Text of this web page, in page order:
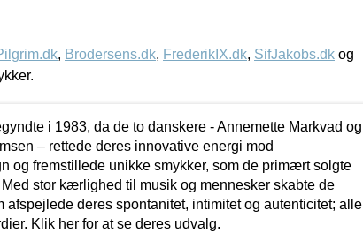
, Brodersens.dk, FrederikIX.dk, SifJakobs.dk og
i 1983, da de to danskere - Annemette Markvad og
– rettede deres innovative energi mod
og fremstillede unikke smykker, som de primært solgte
Med stor kærlighed til musik og mennesker skabte de
afspejlede deres spontanitet, intimitet og autenticitet; alle
Klik her for at se deres udvalg.